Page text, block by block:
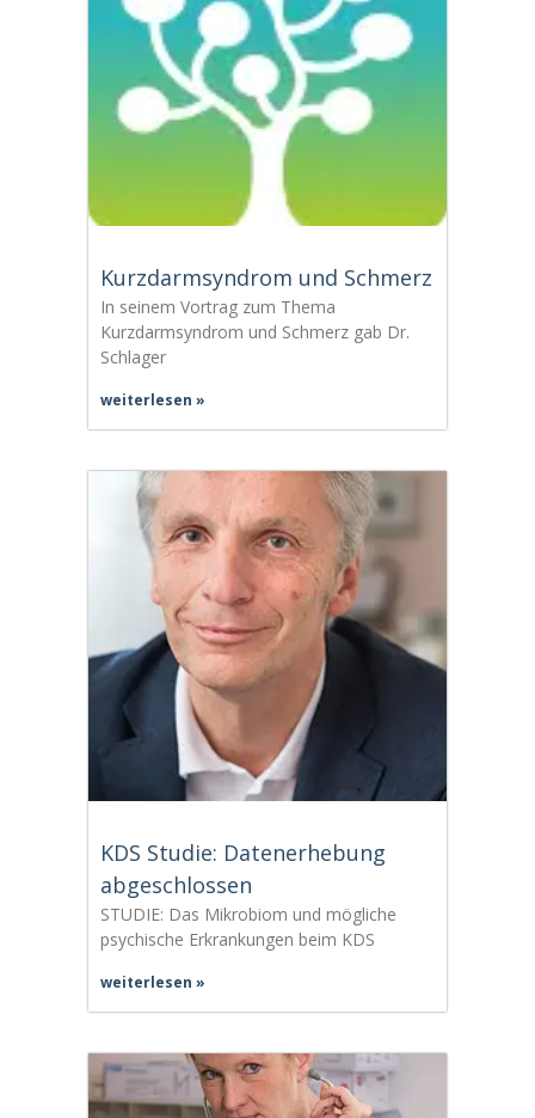
Kurzdarmsyndrom und Schmerz
In seinem Vortrag zum Thema
Kurzdarmsyndrom und Schmerz gab Dr.
Schlager
weiterlesen »
KDS Studie: Datenerhebung
abgeschlossen
STUDIE: Das Mikrobiom und mögliche
psychische Erkrankungen beim KDS
weiterlesen »